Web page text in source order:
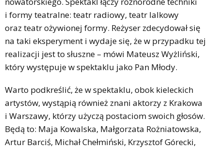
i formy teatralne: teatr radiowy, teatr lalkowy
oraz teatr ożywionej formy. Reżyser zdecydował się
na taki eksperyment i wydaje się, że w przypadku tej
realizacji jest to słuszne – mówi Mateusz Wyżliński,
który występuje w spektaklu jako Pan Młody.
Warto podkreślić, że w spektaklu, obok kieleckich
artystów, wystąpią również znani aktorzy z Krakowa
i Warszawy, którzy użyczą postaciom swoich głosów.
Będą to: Maja Kowalska, Małgorzata Rożniatowska,
Artur Barciś, Michał Chełmiński, Krzysztof Górecki,